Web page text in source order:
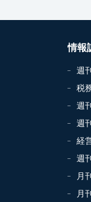
情報
週
税
週
週
経
週
月
月